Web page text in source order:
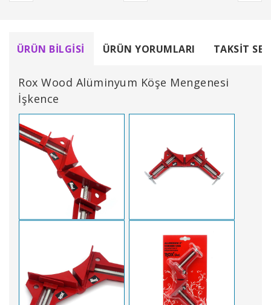
ÜRÜN BILGISI ÜRÜN YORUMLARI TAKSIT
Rox Wood Alüminyum Köşe Mengenesi
İşkence